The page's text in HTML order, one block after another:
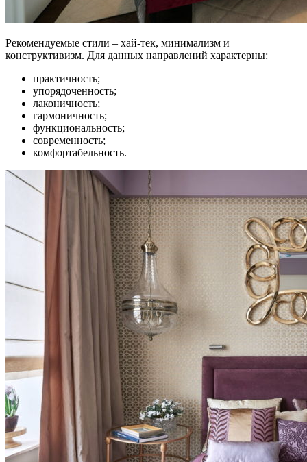
Рекомендуемые стили – хай-тек, минимализм и
конструктивизм. Для данных направлений характерны:
практичность;
упорядоченность;
лаконичность;
гармоничность;
функциональность;
современность;
комфортабельность.